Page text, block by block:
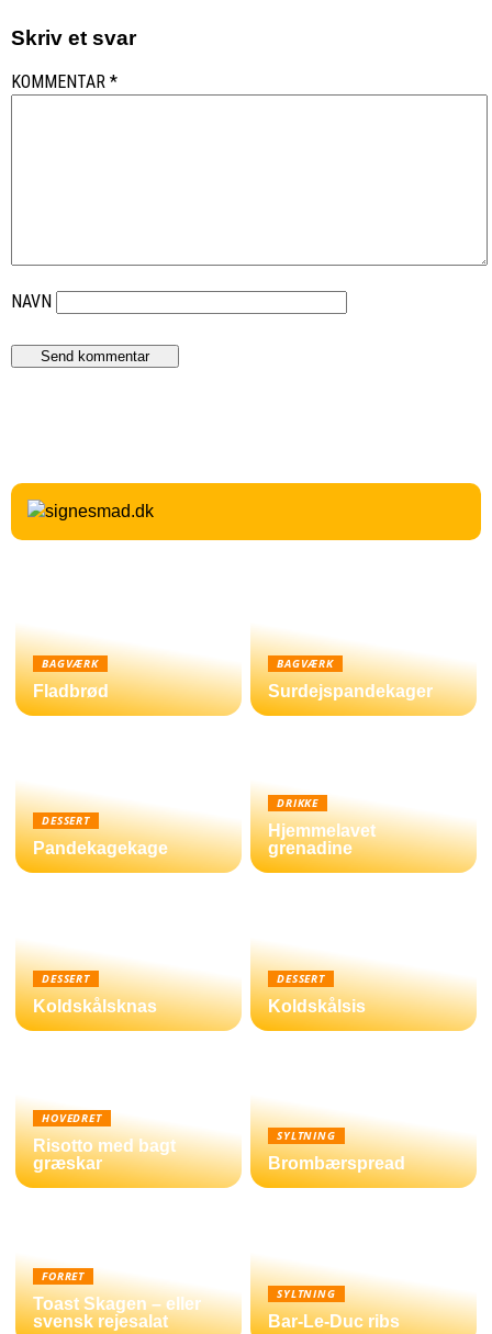
Skriv et svar
KOMMENTAR *
NAVN
BAGVÆRK
Fladbrød
BAGVÆRK
Surdejspandekager
DESSERT
Pandekagekage
DRIKKE
Hjemmelavet
grenadine
DESSERT
Koldskålsknas
DESSERT
Koldskålsis
HOVEDRET
Risotto med bagt
græskar
SYLTNING
Brombærspread
FORRET
Toast Skagen – eller
svensk rejesalat
SYLTNING
Bar-Le-Duc ribs